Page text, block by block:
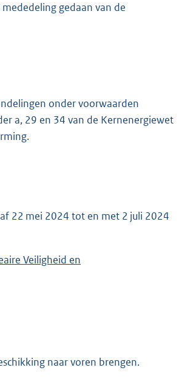
gedaan van de
onder voorwaarden
a, 29 en 34 van de Kernenergiewet
22 mei 2024 tot en met 2 juli 2024
Veiligheid en
naar voren brengen.